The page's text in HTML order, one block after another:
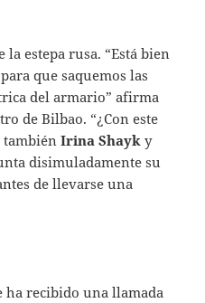
estepa rusa. “Está bien
que saquemos las
del armario” afirma
de Bilbao. “¿Con este
tambiénIrina Shayky
disimuladamente su
de llevarse una
ha recibido una llamada